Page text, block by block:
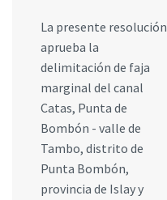
La presente resolución
aprueba la
delimitación de faja
marginal del canal
Catas, Punta de
Bombón - valle de
Tambo, distrito de
Punta Bombón,
provincia de Islay y